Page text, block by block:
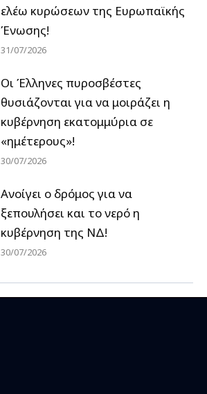
ελέω κυρώσεων της Ευρωπαϊκής
Ένωσης!
31/07/2026
Οι Έλληνες πυροσβέστες
θυσιάζονται για να μοιράζει η
κυβέρνηση εκατομμύρια σε
«ημέτερους»!
30/07/2026
Ανοίγει ο δρόμος για να
ξεπουλήσει και το νερό η
κυβέρνηση της ΝΔ!
30/07/2026